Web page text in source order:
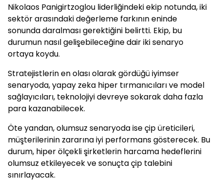
Nikolaos Panigirtzoglou liderliğindeki ekip notunda, iki
sektör arasındaki değerleme farkının eninde
sonunda daralması gerektiğini belirtti. Ekip, bu
durumun nasıl gelişebileceğine dair iki senaryo
ortaya koydu.
Stratejistlerin en olası olarak gördüğü iyimser
senaryoda, yapay zeka hiper tırmanıcıları ve model
sağlayıcıları, teknolojiyi devreye sokarak daha fazla
para kazanabilecek.
Öte yandan, olumsuz senaryoda ise çip üreticileri,
müşterilerinin zararına iyi performans gösterecek. Bu
durum, hiper ölçekli şirketlerin harcama hedeflerini
olumsuz etkileyecek ve sonuçta çip talebini
sınırlayacak.